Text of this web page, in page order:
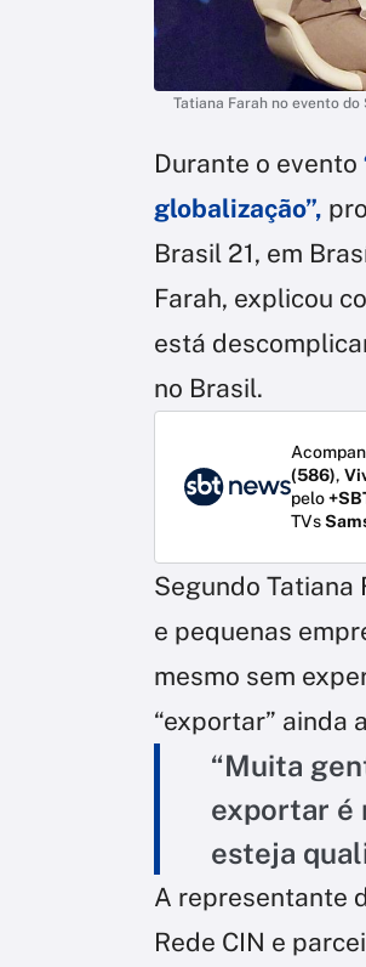
Tatiana Farah no evento do
Durante o evento
globalização”,
Brasil 21, em
Farah, explicou
está
no Brasil.
(586),
pelo
TVs
Segundo Tatiana
e pequenas
mesmo sem
“exportar” ainda
“Muita
exportar é
esteja
A representante
Rede CIN e